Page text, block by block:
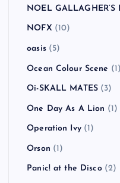
NOEL
NOFX (10)
oasis(5)
Ocean Colour Scene (1)
Oi-SKALL MATES (3)
One Day As A Lion (1)
Operation Ivy(1)
Orson (1)
Panic! at the Disco(2)